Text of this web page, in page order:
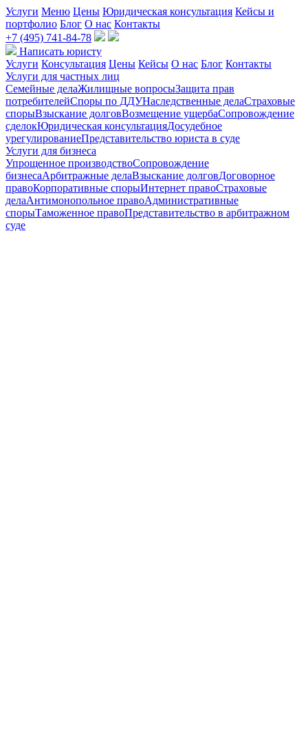
Услуги Меню Цены Юридическая консультация Кейсы и
портфолио Блог О нас Контакты
+7 (495) 741-84-78
Написать юристу
Услуги Консультация Цены Кейсы О нас Блог Контакты
Услуги для частных лиц
Семейные делаЖилищные вопросыЗащита прав
потребителейСпоры по ДДУНаследственные делаСтраховые
спорыВзыскание долговВозмещение ущербаСопровождение
сделокЮридическая консультацияДосудебное
урегулированиеПредставительство юриста в суде
Услуги для бизнеса
Упрощенное производствоСопровождение
бизнесаАрбитражные делаВзыскание долговДоговорное
правоКорпоративные спорыИнтернет правоСтраховые
делаАнтимонопольное правоАдминистративные
спорыТаможенное правоПредставительство в арбитражном
суде